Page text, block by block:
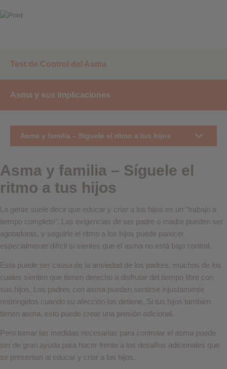
Test de Control del Asma
Asma y sus implicaciones
Asma y familia – Síguele el ritmo a tus hijos
Asma y familia – Síguele el
ritmo a tus hijos
La gente suele decir que educar y criar a los hijos es un "trabajo a
tiempo completo". Las exigencias de ser padre o madre pueden ser
agotadoras, y seguirle el ritmo a los hijos puede parecer
especialmente difícil si sientes que el asma no está bajo control.
Esta puede ser causa de la ansiedad de los padres, muchos de los
cuales sienten que tienen derecho a disfrutar del tiempo libre con
sus hijos. Los padres con asma pueden sentirse injustamente
restringidos cuando su afección los detiene. Si tus hijos también
tienen asma, esto puede crear una presión adicional.
Pero tomar las medidas necesarias para controlar el asma puede
ser de gran ayuda para hacer frente a los desafíos adicionales que
se presentan al educar y criar a los hijos.